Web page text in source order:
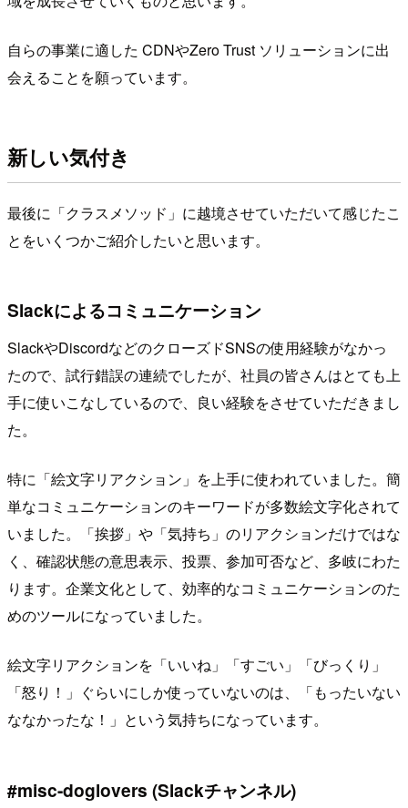
自らの事業に適した CDNやZero Trust ソリューションに出
会えることを願っています。
新しい気付き
最後に「クラスメソッド」に越境させていただいて感じたこ
とをいくつかご紹介したいと思います。
Slackによるコミュニケーション
SlackやDiscordなどのクローズドSNSの使用経験がなかっ
たので、試行錯誤の連続でしたが、社員の皆さんはとても上
手に使いこなしているので、良い経験をさせていただきまし
た。
特に「絵文字リアクション」を上手に使われていました。簡
単なコミュニケーションのキーワードが多数絵文字化されて
いました。「挨拶」や「気持ち」のリアクションだけではな
く、確認状態の意思表示、投票、参加可否など、多岐にわた
ります。企業文化として、効率的なコミュニケーションのた
めのツールになっていました。
絵文字リアクションを「いいね」「すごい」「びっくり」
「怒り！」ぐらいにしか使っていないのは、「もったいない
ななかったな！」という気持ちになっています。
#misc-doglovers (Slackチャンネル)